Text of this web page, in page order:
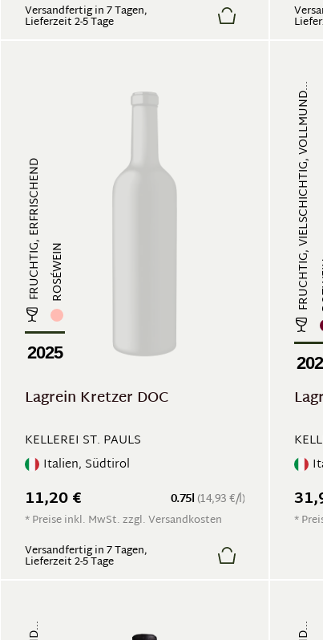
Versandfertig in 7 Tagen,
Lieferzeit 2-5 Tage
FRUCHTIG, ERFRISCHENDROSÉWEIN
2025
Lagrein Kretzer DOC
KELLEREI ST. PAULS
Italien, Südtirol
0.75l (14,93 €/l)
11,20 €
* Preise inkl. MwSt. zzgl. Versandkosten
Versandfertig in 7 Tagen,
Lieferzeit 2-5 Tage
FRUCHTIG, VIELSCHICHTIG, VOLLMUND...
*